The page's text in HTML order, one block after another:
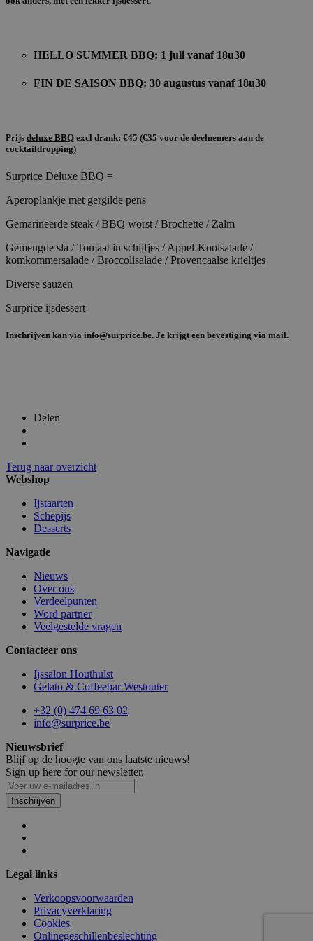
HELLO SUMMER BBQ: 1 juli vanaf 18u30
FIN DE SAISON BBQ: 30 augustus vanaf 18u30
Prijs deluxe BBQ excl drank: €45 (€35 voor de deelnemers aan de
cocktaildropping)
Surprice Deluxe BBQ =
Aperoplankje met gergilde pens
Gemarineerde steak / BBQ worst / Brochette / Zalm
Gemengde sla / Tomaat in schijfjes / Appel-Koolsalade /
komkommersalade / Broccolisalade / Provencaalse krieltjes
Diverse sauzen
Surprice ijsdessert
Inschrijven kan via info@surprice.be. Je krijgt een bevestiging via mail.
Delen
Terug naar overzicht
Webshop
Ijstaarten
Schepijs
Desserts
Navigatie
Nieuws
Over ons
Verdeelpunten
Word partner
Veelgestelde vragen
Contacteer ons
Ijssalon Houthulst
Gelato & Coffeebar Westouter
+32 (0) 474 69 63 02
info@surprice.be
Nieuwsbrief
Blijf op de hoogte van ons laatste nieuws!
Sign up here for our newsletter.
Inschrijven
Legal links
Verkoopsvoorwaarden
Privacyverklaring
Cookies
Onlinegeschillenbeslechting
strikt noodzakelijke cookies.
Naam
Aanbieder /
Domein
mage-cache-storage-section-
PHPSESSID
section_data_ids
mage-cache-storage